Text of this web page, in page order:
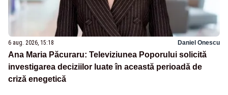
6 aug. 2026, 15:18 Daniel Onescu
Ana Maria Păcuraru: Televiziunea Poporului solicită
investigarea deciziilor luate în această perioadă de
criză enegetică